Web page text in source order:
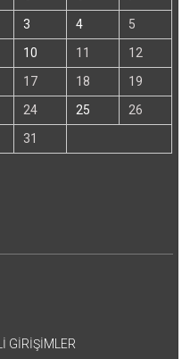
3 4
5
10 11
12
17 18
19
24 25
26
31
GİRİŞİMLER